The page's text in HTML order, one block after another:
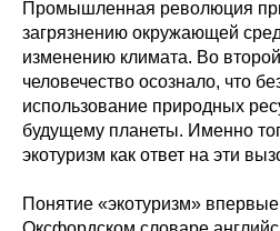
Промышленная революция
загрязнению окружающей
изменению климата. Во
человечество осознало, что
использование природных
будущему планеты. Именно
экотуризм как ответ на эти
Понятие «экотуризм»